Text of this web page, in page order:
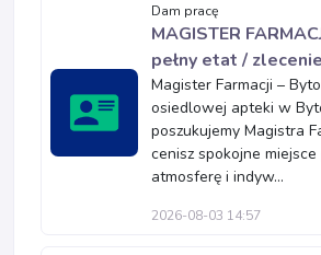
Dam pracę
MAGISTER
pełny etat /
Magister Farmacji –
osiedlowej apteki w
poszukujemy Magistra
cenisz spokojne
atmosferę i indyw...
2026-08-03 14:57